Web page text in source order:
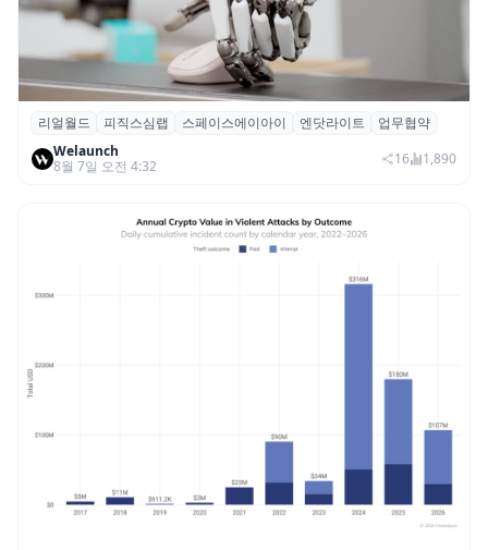
리얼월드, 로봇테크 스타트업 3곳과 손잡고
휴머노이드 표준 만든다
리얼월드 피직스심랩 스페이스에이아이 엔닷라이트
업무협약
Welaunch
8월 7일 오전 4:32
16 1,890